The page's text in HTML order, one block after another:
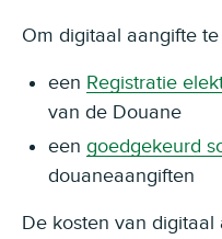
Om digitaal aangifte
een Registratie
van de Douane
een goedgekeurd
douaneaangiften
De kosten van